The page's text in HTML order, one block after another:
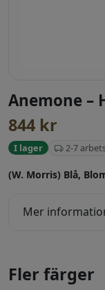
Anemone –
844 kr
I lager 2-7
(W. Morris) Blå,
Mer
Fler färger